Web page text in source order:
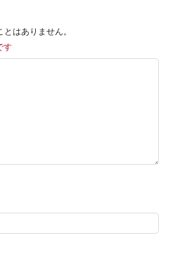
はありません。
す